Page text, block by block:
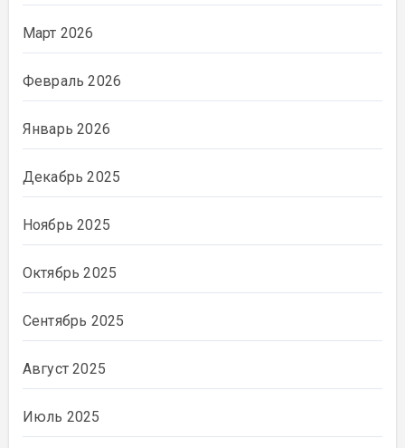
Март 2026
Февраль 2026
Январь 2026
Декабрь 2025
Ноябрь 2025
Октябрь 2025
Сентябрь 2025
Август 2025
Июль 2025